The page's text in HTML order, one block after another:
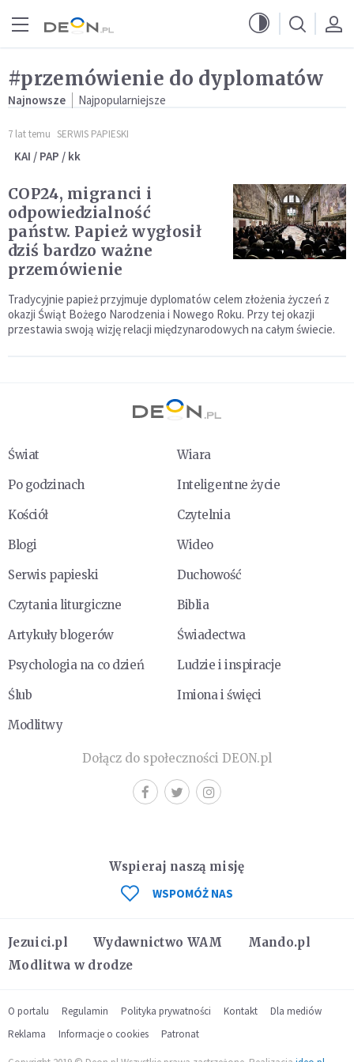
#przemówienie do dyplomatów
Najnowsze Najpopularniejsze
7 lat temu SERWIS PAPIESKI
KAI / PAP / kk
COP24, migranci i
odpowiedzialność
państw. Papież wygłosił
dziś bardzo ważne
przemówienie
Tradycyjnie papież przyjmuje dyplomatów celem złożenia życzeń z
okazji Świąt Bożego Narodzenia i Nowego Roku. Przy tej okazji
przestawia swoją wizję relacji międzynarodowych na całym świecie.
Świat
Wiara
Po godzinach
Inteligentne życie
Kościół
Czytelnia
Blogi
Wideo
Serwis papieski
Duchowość
Czytania liturgiczne
Biblia
Artykuły blogerów
Świadectwa
Psychologia na co dzień
Ludzie i inspiracje
Ślub
Imiona i święci
Modlitwy
Dołącz do społeczności DEON.pl
Jezuici.pl Wydawnictwo WAM
Mando.pl
Modlitwa w drodze
Wspieraj naszą misję
WSPOMÓŻ NAS
O portalu Regulamin Polityka prywatności Kontakt
Dla mediów
Reklama
Informacje o cookies Patronat